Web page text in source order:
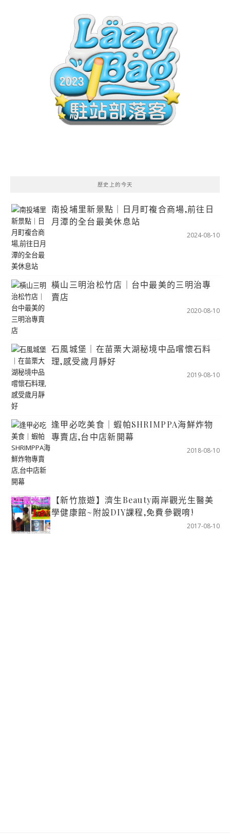
歷史上的今天
南投埔里新景點｜日月町複合商場,前往日
月潭的全台最美休息站
2024-08-10
橫山三明治松竹店｜台中最美的三明治專
賣店
2020-08-10
石風城堡｜在苗栗大湖秘境中品嚐懷石料
理,感受歲月靜好
2019-08-10
逢甲必吃美食｜蝦帕SHRIMPPA海鮮炸物
專賣店,台中店新開幕
2018-08-10
【新竹旅遊】濟生Beauty兩岸觀光生醫美
學健康館~附設DIY課程,免費參觀唷!
2017-08-10